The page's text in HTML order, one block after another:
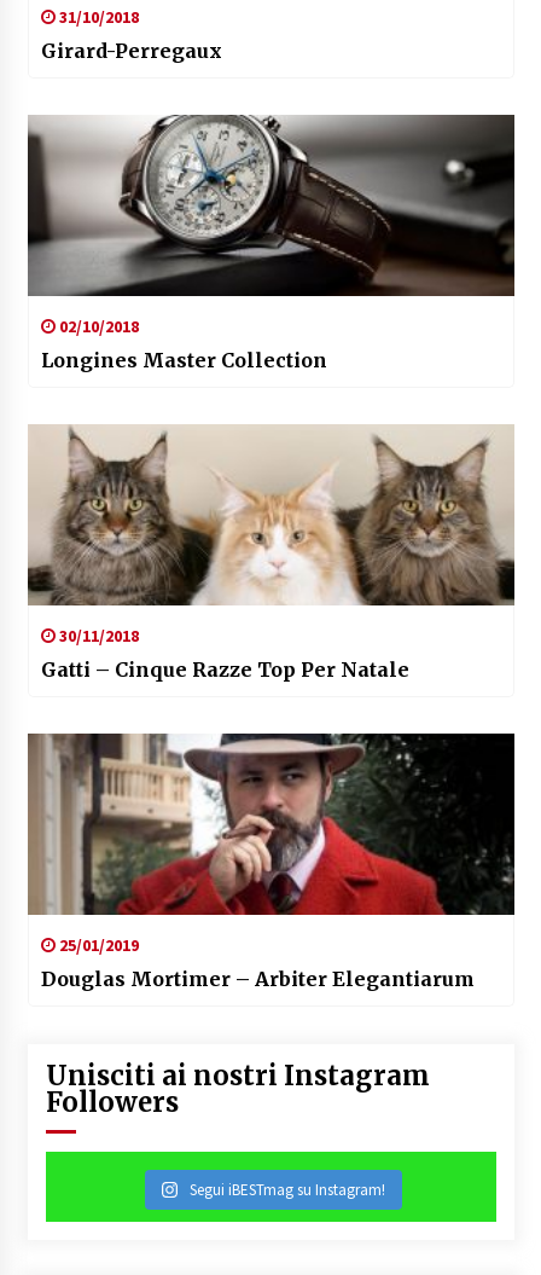
31/10/2018
Girard-Perregaux
02/10/2018
Longines Master Collection
30/11/2018
Gatti – Cinque Razze Top Per Natale
25/01/2019
Douglas Mortimer – Arbiter Elegantiarum
Unisciti ai nostri Instagram
Followers
Segui iBESTmag su Instagram!